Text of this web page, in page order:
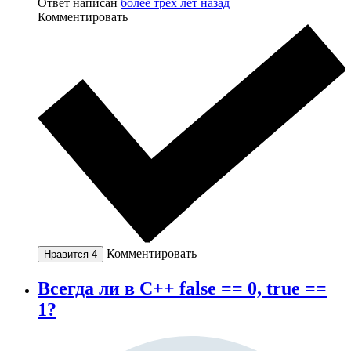
Ответ написан более трёх лет назад
Комментировать
Нравится 4 Комментировать
Всегда ли в C++ false == 0, true ==
1?